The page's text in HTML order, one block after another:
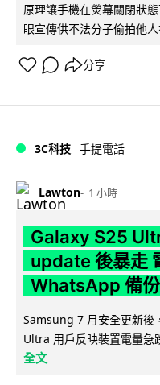
原理讓手機在熒幕關閉狀
眼宣傳供不法分子偷拍他
分享
3C科技 手提電話
Lawton 1 小時
Galaxy S25
update 後暴走
WhatsApp 備
Samsung 7 月安全更新後
Ultra 用戶反映裝置電量急
全文